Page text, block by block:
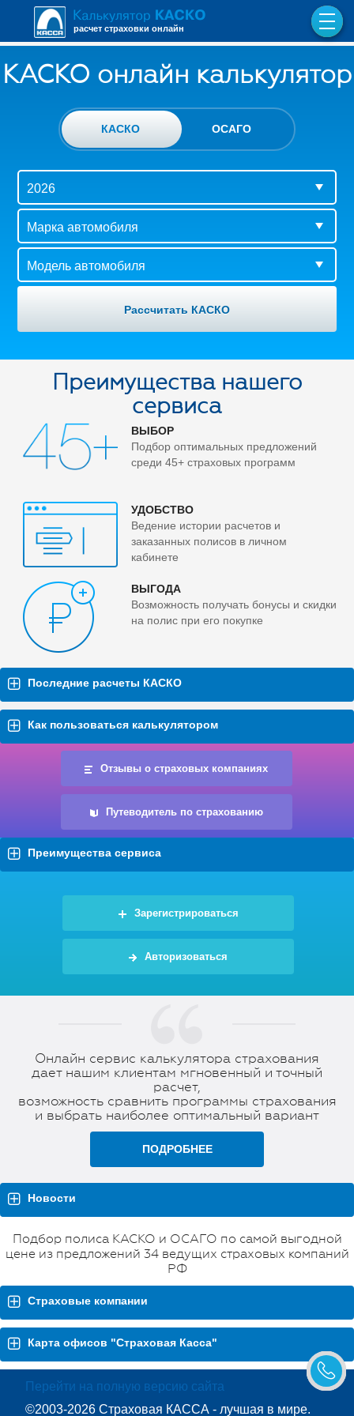
расчет страховки онлайн
КАСКО онлайн калькулятор
КАСКО ОСАГО
Преимущества нашего
сервиса
ВЫБОР
Подбор оптимальных предложений
среди 45+ страховых программ
УДОБСТВО
Ведение истории расчетов и
заказанных полисов в личном
кабинете
ВЫГОДА
Возможность получать бонусы и скидки
на полис при его покупке
Последние расчеты КАСКО
Как пользоваться калькулятором
Отзывы о страховых компаниях
Путеводитель по страхованию
Преимущества сервиса
Зарегистрироваться
Авторизоваться
Онлайн сервис калькулятора страхования
дает нашим клиентам мгновенный и точный
расчет,
возможность сравнить программы страхования
и выбрать наиболее оптимальный вариант
ПОДРОБНЕЕ
Новости
Подбор полиса КАСКО и ОСАГО по самой выгодной
цене из предложений 34 ведущих страховых компаний
РФ
Страховые компании
Карта офисов "Страховая Касса"
Перейти на полную версию сайта
©2003-2026 Страховая КАССА - лучшая в мире.